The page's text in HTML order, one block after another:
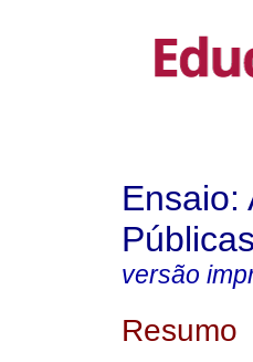
Ensaio:
versão
Resumo